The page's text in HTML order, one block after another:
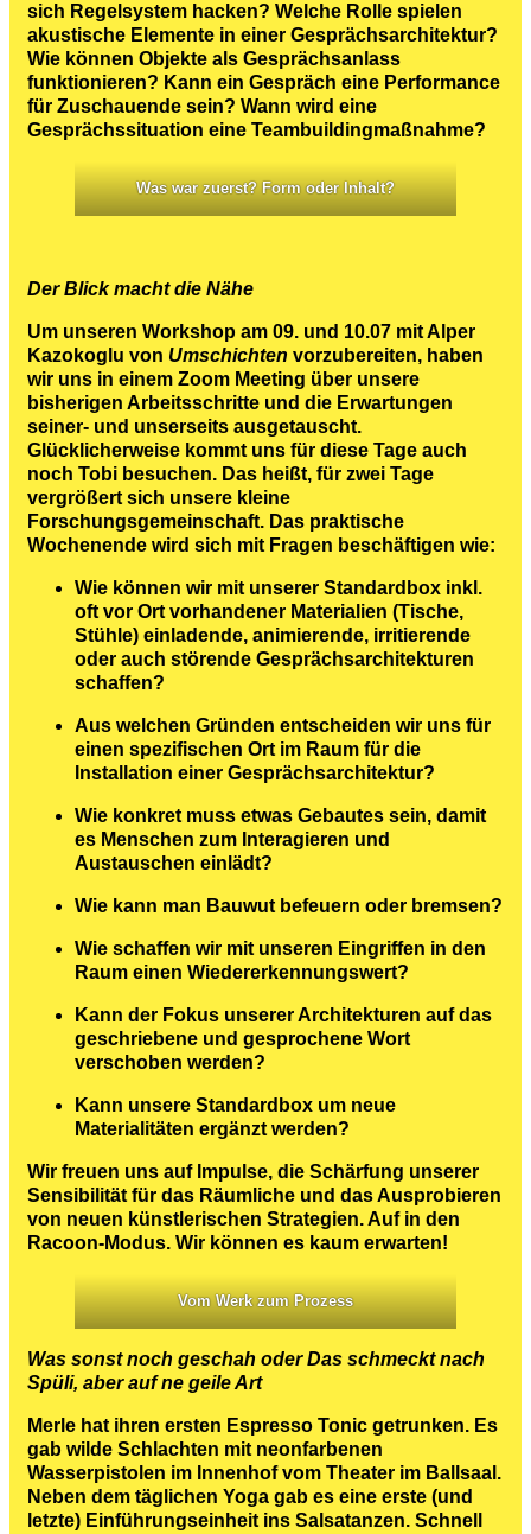
sich Regelsystem hacken? Welche Rolle spielen
akustische Elemente in einer Gesprächsarchitektur?
Wie können Objekte als Gesprächsanlass
funktionieren? Kann ein Gespräch eine Performance
für Zuschauende sein? Wann wird eine
Gesprächssituation eine Teambuildingmaßnahme?
Was war zuerst? Form oder Inhalt?
Der Blick macht die Nähe
Um unseren Workshop am 09. und 10.07 mit Alper
Kazokoglu von Umschichten vorzubereiten, haben
wir uns in einem Zoom Meeting über unsere
bisherigen Arbeitsschritte und die Erwartungen
seiner- und unserseits ausgetauscht.
Glücklicherweise kommt uns für diese Tage auch
noch Tobi besuchen. Das heißt, für zwei Tage
vergrößert sich unsere kleine
Forschungsgemeinschaft. Das praktische
Wochenende wird sich mit Fragen beschäftigen wie:
Wie können wir mit unserer Standardbox inkl.
oft vor Ort vorhandener Materialien (Tische,
Stühle) einladende, animierende, irritierende
oder auch störende Gesprächsarchitekturen
schaffen?
Aus welchen Gründen entscheiden wir uns für
einen spezifischen Ort im Raum für die
Installation einer Gesprächsarchitektur?
Wie konkret muss etwas Gebautes sein, damit
es Menschen zum Interagieren und
Austauschen einlädt?
Wie kann man Bauwut befeuern oder bremsen?
Wie schaffen wir mit unseren Eingriffen in den
Raum einen Wiedererkennungswert?
Kann der Fokus unserer Architekturen auf das
geschriebene und gesprochene Wort
verschoben werden?
Kann unsere Standardbox um neue
Materialitäten ergänzt werden?
Wir freuen uns auf Impulse, die Schärfung unserer
Sensibilität für das Räumliche und das Ausprobieren
von neuen künstlerischen Strategien. Auf in den
Racoon-Modus. Wir können es kaum erwarten!
Vom Werk zum Prozess
Was sonst noch geschah oder Das schmeckt nach
Spüli, aber auf ne geile Art
Merle hat ihren ersten Espresso Tonic getrunken. Es
gab wilde Schlachten mit neonfarbenen
Wasserpistolen im Innenhof vom Theater im Ballsaal.
Neben dem täglichen Yoga gab es eine erste (und
letzte) Einführungseinheit ins Salsatanzen. Schnell